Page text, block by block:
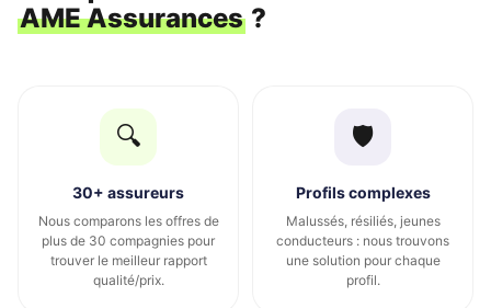
AME Assurances ?
🔍
30+ assureurs
Nous comparons les offres de
plus de 30 compagnies pour
trouver le meilleur rapport
qualité/prix.
🛡️
Profils complexes
Malussés, résiliés, jeunes
conducteurs : nous trouvons
une solution pour chaque
profil.